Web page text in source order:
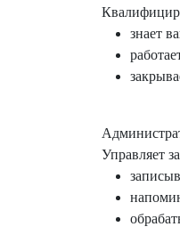
знает
Управляет